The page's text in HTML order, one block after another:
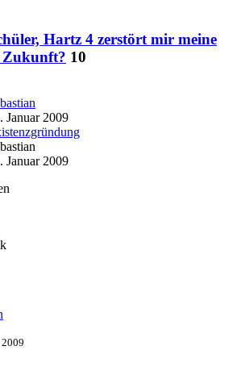
Hartz 4 zerstört mir meine
10
Januar 2009
Januar 2009
2009